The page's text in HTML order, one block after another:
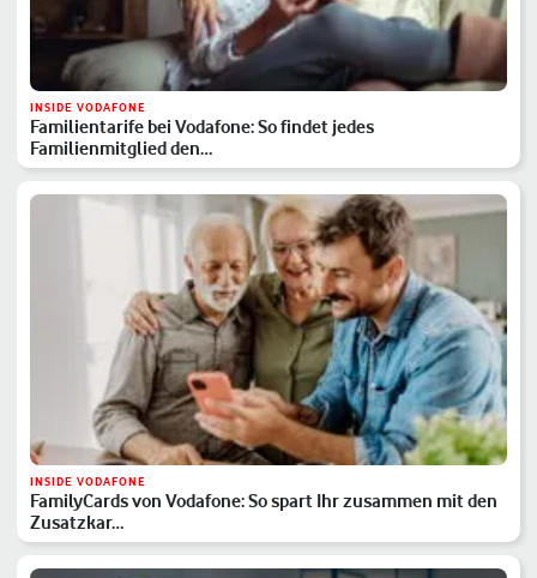
INSIDE VODAFONE
Familientarife bei Vodafone: So findet jedes
Familienmitglied den…
INSIDE VODAFONE
FamilyCards von Vodafone: So spart Ihr zusammen mit den
Zusatzkar…